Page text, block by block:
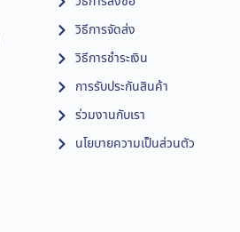
วิธีการจัดส่ง
วิธีการชำระเงิน
การรับประกันสินค้า
ร่วมงานกับเรา
นโยบายความเป็นส่วนตัว